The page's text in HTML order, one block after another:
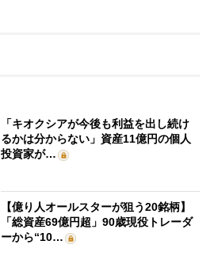
「キオクシアが今後も利益を出し続け
るかは分からない」資産11億円の個人
投資家が…
【億り人オールスターが狙う20銘柄】
「総資産69億円超」90歳現役トレーダ
ーから“10…